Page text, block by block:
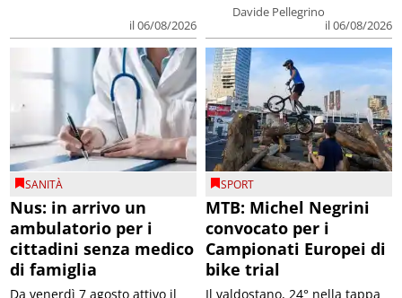
il 06/08/2026
Davide Pellegrino
il 06/08/2026
SANITÀ
Nus: in arrivo un
ambulatorio per i
cittadini senza medico
di famiglia
Da venerdì 7 agosto attivo il
SPORT
MTB: Michel Negrini
convocato per i
Campionati Europei di
bike trial
Il valdostano, 24° nella tappa